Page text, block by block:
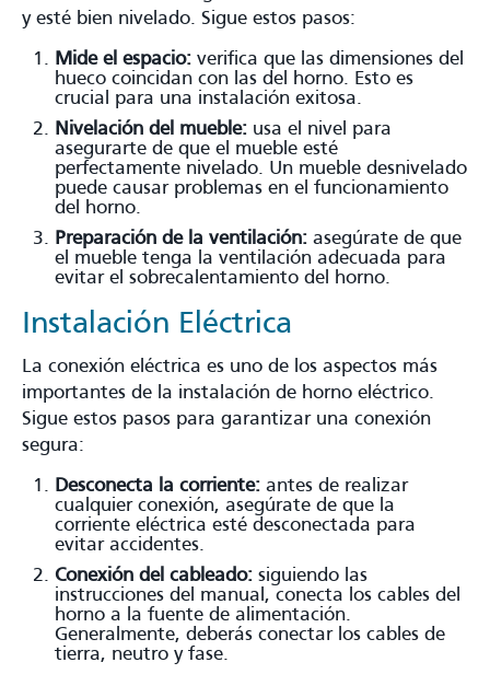
y esté bien nivelado. Sigue estos pasos:
Mide el espacio: verifica que las dimensiones del
hueco coincidan con las del horno. Esto es
crucial para una instalación exitosa.
Nivelación del mueble: usa el nivel para
asegurarte de que el mueble esté
perfectamente nivelado. Un mueble desnivelado
puede causar problemas en el funcionamiento
del horno.
Preparación de la ventilación: asegúrate de que
el mueble tenga la ventilación adecuada para
evitar el sobrecalentamiento del horno.
Instalación Eléctrica
La conexión eléctrica es uno de los aspectos más
importantes de la instalación de horno eléctrico.
Sigue estos pasos para garantizar una conexión
segura:
Desconecta la corriente: antes de realizar
cualquier conexión, asegúrate de que la
corriente eléctrica esté desconectada para
evitar accidentes.
Conexión del cableado: siguiendo las
instrucciones del manual, conecta los cables del
horno a la fuente de alimentación.
Generalmente, deberás conectar los cables de
tierra, neutro y fase.